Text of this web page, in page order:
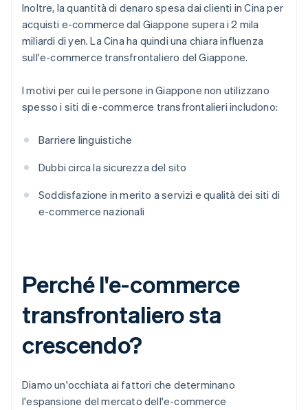
Inoltre, la quantità di denaro spesa dai clienti in Cina per
acquisti e-commerce dal Giappone supera i 2 mila
miliardi di yen. La Cina ha quindi una chiara influenza
sull'e-commerce transfrontaliero del Giappone.
I motivi per cui le persone in Giappone non utilizzano
spesso i siti di e-commerce transfrontalieri includono:
Barriere linguistiche
Dubbi circa la sicurezza del sito
Soddisfazione in merito a servizi e qualità dei siti di
e-commerce nazionali
Perché l'e-commerce
transfrontaliero sta
crescendo?
Diamo un'occhiata ai fattori che determinano
l'espansione del mercato dell'e-commerce